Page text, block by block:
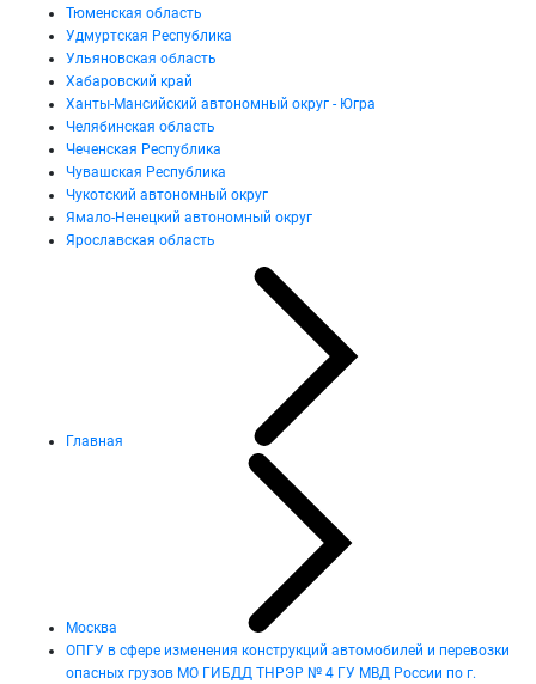
Тюменская область
Удмуртская Республика
Ульяновская область
Хабаровский край
Ханты-Мансийский автономный округ - Югра
Челябинская область
Чеченская Республика
Чувашская Республика
Чукотский автономный округ
Ямало-Ненецкий автономный округ
Ярославская область
Главная
Москва
ОПГУ в сфере изменения конструкций автомобилей и перевозки
опасных грузов МО ГИБДД ТНРЭР № 4 ГУ МВД России по г.